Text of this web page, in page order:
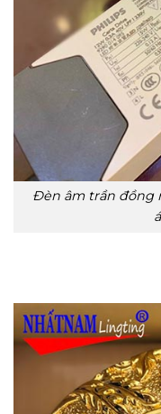
Đèn âm trần đồng